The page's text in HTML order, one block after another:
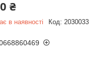
₴
в наявності Код: 2030033